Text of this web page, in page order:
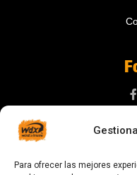
Para ofrecer las mejores